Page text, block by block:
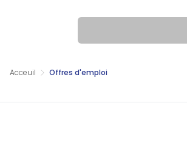
Acceuil Offres d'emploi